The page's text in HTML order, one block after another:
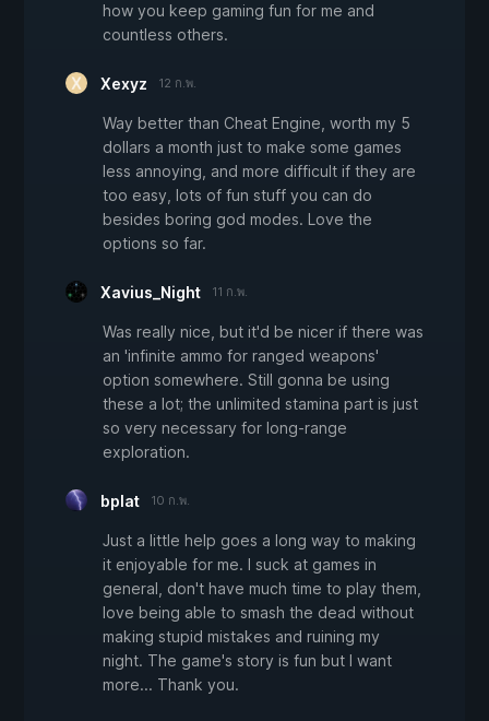
how you keep gaming fun for me and
countless others.
Xexyz 12 ก.พ.
Way better than Cheat Engine, worth my 5
dollars a month just to make some games
less annoying, and more difficult if they are
too easy, lots of fun stuff you can do
besides boring god modes. Love the
options so far.
Xavius_Night 11 ก.พ.
Was really nice, but it'd be nicer if there was
an 'infinite ammo for ranged weapons'
option somewhere. Still gonna be using
these a lot; the unlimited stamina part is just
so very necessary for long-range
exploration.
bplat 10 ก.พ.
Just a little help goes a long way to making
it enjoyable for me. I suck at games in
general, don't have much time to play them,
love being able to smash the dead without
making stupid mistakes and ruining my
night. The game's story is fun but I want
more... Thank you.